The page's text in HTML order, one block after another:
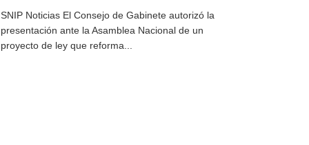
SNIP Noticias El Consejo de Gabinete autorizó la
presentación ante la Asamblea Nacional de un
proyecto de ley que reforma...